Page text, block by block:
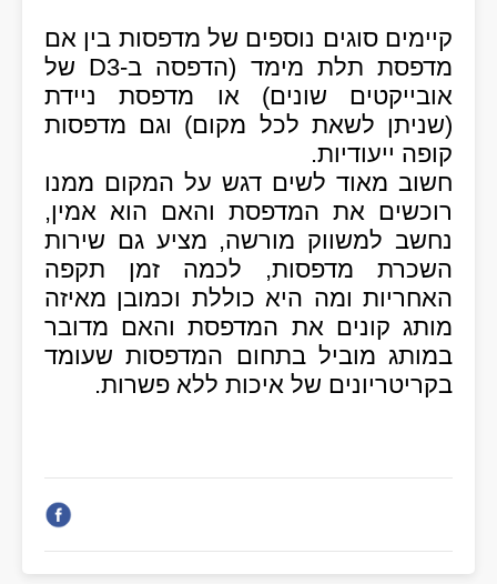
קיימים סוגים נוספים של מדפסות בין אם
מדפסת תלת מימד (הדפסה ב-D3 של
אובייקטים שונים) או מדפסת ניידת
(שניתן לשאת לכל מקום) וגם מדפסות
קופה ייעודיות.
חשוב מאוד לשים דגש על המקום ממנו
רוכשים את המדפסת והאם הוא אמין,
נחשב למשווק מורשה, מציע גם שירות
השכרת מדפסות, לכמה זמן תקפה
האחריות ומה היא כוללת וכמובן מאיזה
מותג קונים את המדפסת והאם מדובר
במותג מוביל בתחום המדפסות שעומד
בקריטריונים של איכות ללא פשרות.